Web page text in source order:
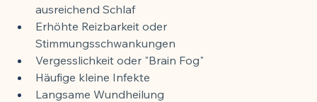
ausreichend Schlaf
Erhöhte Reizbarkeit oder
Stimmungsschwankungen
Vergesslichkeit oder "Brain Fog"
Häufige kleine Infekte
Langsame Wundheilung